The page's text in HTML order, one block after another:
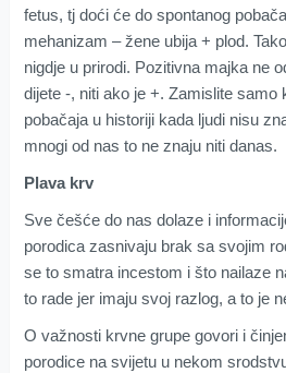
fetus, tj doći će do spontanog
mehanizam – žene ubija + plod.
nigdje u prirodi. Pozitivna majka ne
dijete -, niti ako je +. Zamislite samo
pobačaja u historiji kada ljudi nisu
mnogi od nas to ne znaju niti danas.
Plava krv
Sve češće do nas dolaze i
porodica zasnivaju brak sa svojim
se to smatra incestom i što nailaze
to rade jer imaju svoj razlog, a to je
O važnosti krvne grupe govori i
porodice na svijetu u nekom